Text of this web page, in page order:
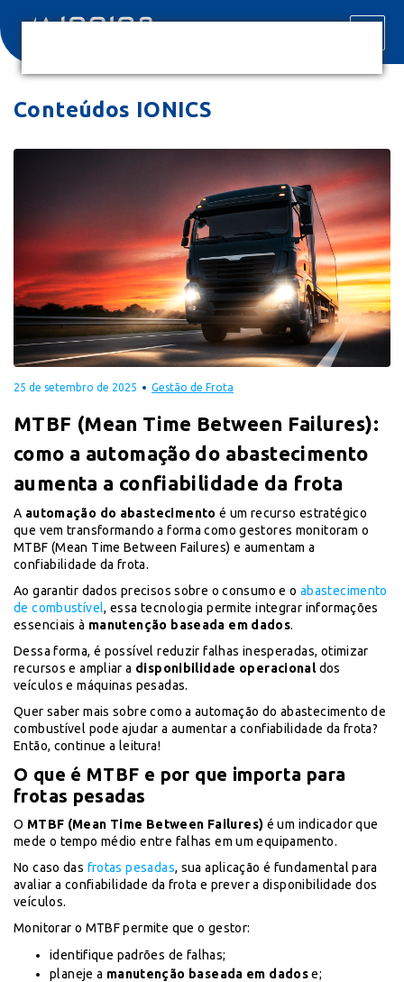
Conteúdos IONICS
25 de setembro de 2025 Gestão de Frota
MTBF (Mean Time Between Failures):
como a automação do abastecimento
aumenta a confiabilidade da frota
A automação do abastecimento é um recurso estratégico
que vem transformando a forma como gestores monitoram o
MTBF (Mean Time Between Failures) e aumentam a
confiabilidade da frota.
Ao garantir dados precisos sobre o consumo e o abastecimento
de combustível, essa tecnologia permite integrar informações
essenciais à manutenção baseada em dados.
Dessa forma, é possível reduzir falhas inesperadas, otimizar
recursos e ampliar a disponibilidade operacionaldos
veículos e máquinas pesadas.
Quer saber mais sobre como a automação do abastecimento de
combustível pode ajudar a aumentar a confiabilidade da frota?
Então, continue a leitura!
O que é MTBF e por que importa para
frotas pesadas
O MTBF (Mean Time Between Failures) é um indicador que
mede o tempo médio entre falhas em um equipamento.
No caso das frotas pesadas, sua aplicação é fundamental para
avaliar a confiabilidade da frota e prever a disponibilidade dos
veículos.
Monitorar o MTBF permite que o gestor:
identifique padrões de falhas;
planeje a manutenção baseada em dadose;